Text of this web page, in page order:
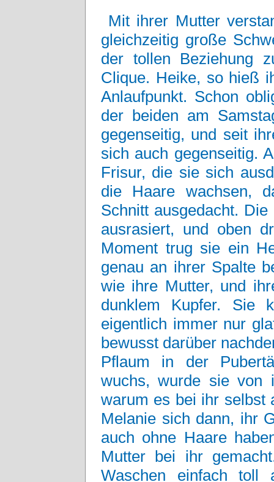
Mit ihrer Mutter
gleichzeitig große
der tollen Beziehung
Clique. Heike, so hieß
Anlaufpunkt. Schon
der beiden am
gegenseitig, und seit
sich auch gegenseitig.
Frisur, die sie sich
die Haare wachsen,
Schnitt ausgedacht.
ausrasiert, und oben
Moment trug sie ein
genau an ihrer Spalte
wie ihre Mutter, und
dunklem Kupfer. Sie
eigentlich immer nur
bewusst darüber
Pflaum in der
wuchs, wurde sie von
warum es bei ihr selbst
Melanie sich dann, ihr
auch ohne Haare
Mutter bei ihr
Waschen einfach